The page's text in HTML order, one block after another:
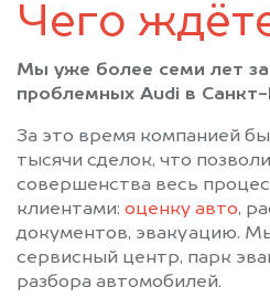
Пушкин
Сестрорецк
Сясьстрой
Тосно
Чего
Мы уже более семи лет
проблемных Audi в Санкт-
За это время компанией
тысячи сделок, что
совершенства весь
клиентами: оценку авто,
документов, эвакуацию.
сервисный центр, парк
разбора автомобилей.